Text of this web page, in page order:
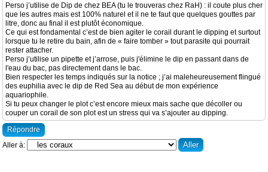
Perso j’utilise de Dip de chez BEA (tu le trouveras chez RaH) : il coute plus cher
que les autres mais est 100% naturel et il ne te faut que quelques gouttes par
litre, donc au final il est plutôt économique.
Ce qui est fondamental c’est de bien agiter le corail durant le dipping et surtout
lorsque tu le retire du bain, afin de « faire tomber » tout parasite qui pourrait
rester attacher.
Perso j’utilise un pipette et j’arrose, puis j'élimine le dip en passant dans de
l'eau du bac, pas directement dans le bac.
Bien respecter les temps indiqués sur la notice ; j’ai maleheureusement flingué
des euphilia avec le dip de Red Sea au début de mon expérience
aquariophile.
Si tu peux changer le plot c’est encore mieux mais sache que décoller ou
couper un corail de son plot est un stress qui va s’ajouter au dipping.
Répondre
Aller à: